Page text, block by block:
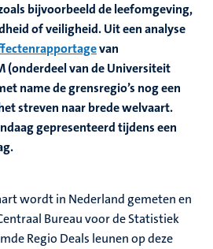
bijvoorbeeld de leefomgeving,
of veiligheid. Uit een analyse
van
(onderdeel van de Universiteit
name de grensregio’s nog een
streven naar brede welvaart.
gepresenteerd tijdens een
wordt in Nederland gemeten en
Bureau voor de Statistiek
Regio Deals leunen op deze